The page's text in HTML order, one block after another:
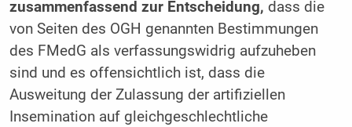
zusammenfassend zur Entscheidung, dass die
von Seiten des OGH genannten Bestimmungen
des FMedG als verfassungswidrig aufzuheben
sind und es offensichtlich ist, dass die
Ausweitung der Zulassung der artifiziellen
Insemination auf gleichgeschlechtliche